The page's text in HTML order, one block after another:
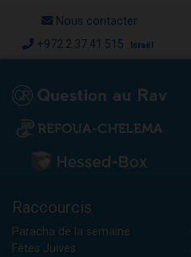
Nous contacter
+972.2.37.41.515 Israël
Raccourcis
Paracha de la semaine
Fêtes Juives